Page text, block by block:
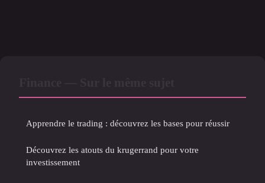
Apprendre le trading : découvrez les bases pour réussir
Découvrez les atouts du krugerrand pour votre
investissement